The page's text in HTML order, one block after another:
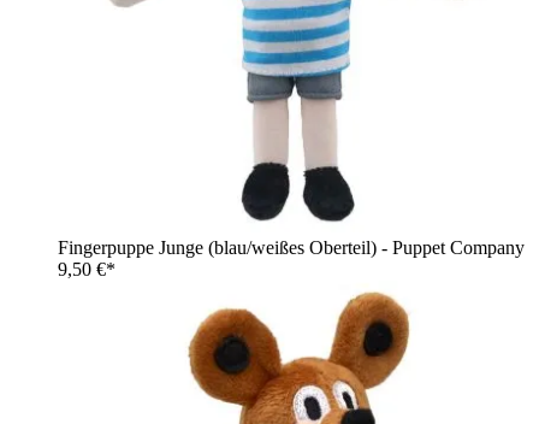
Fingerpuppe Junge (blau/weißes Oberteil) - Puppet Company
9,50 €*